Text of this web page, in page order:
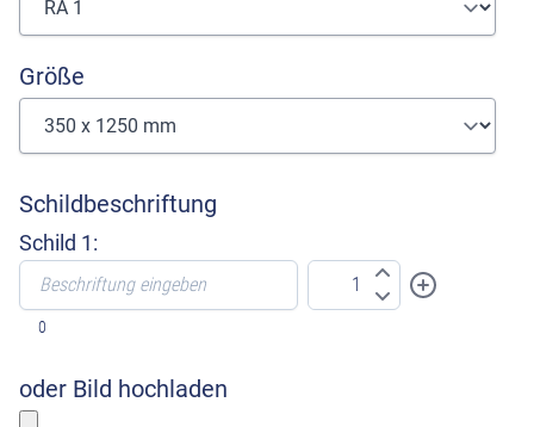
Größe
Schildbeschriftung
Schild 1:
0
oder Bild hochladen